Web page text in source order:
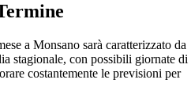
a Monsano sarà caratterizzato da
stagionale, con possibili giornate di
costantemente le previsioni per